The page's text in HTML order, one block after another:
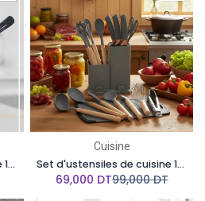
Set d'ustensiles de cuisine 19 pièces en silicone - Noir
Cuisine
Set d'ustensiles de cuisine 19 pièces en silicone - Gris
69,000 DT99,000DT